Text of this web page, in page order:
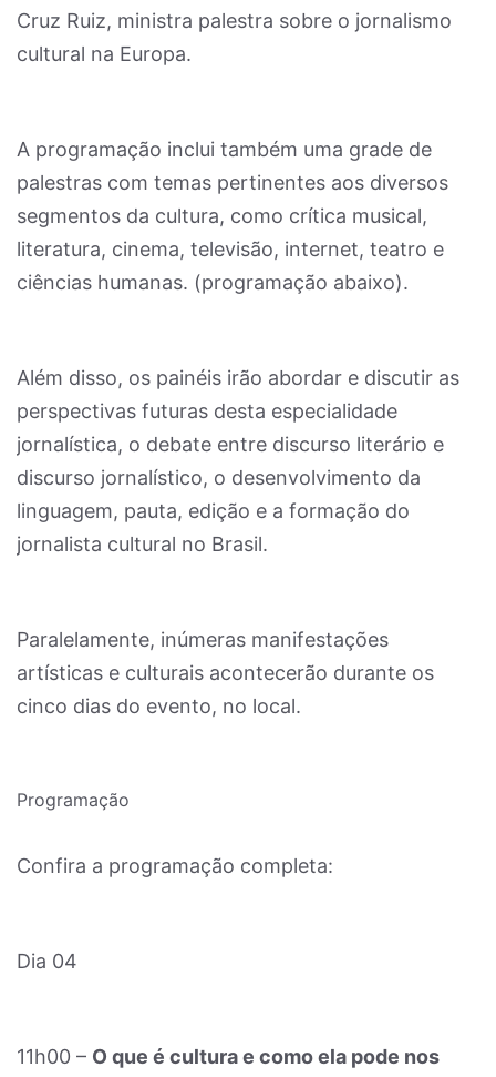
Cruz Ruiz, ministra palestra sobre o jornalismo
cultural na Europa.
A programação inclui também uma grade de
palestras com temas pertinentes aos diversos
segmentos da cultura, como crítica musical,
literatura, cinema, televisão, internet, teatro e
ciências humanas. (programação abaixo).
Além disso, os painéis irão abordar e discutir as
perspectivas futuras desta especialidade
jornalística, o debate entre discurso literário e
discurso jornalístico, o desenvolvimento da
linguagem, pauta, edição e a formação do
jornalista cultural no Brasil.
Paralelamente, inúmeras manifestações
artísticas e culturais acontecerão durante os
cinco dias do evento, no local.
Programação
Confira a programação completa:
Dia 04
11h00 – O que é cultura e como ela pode nos